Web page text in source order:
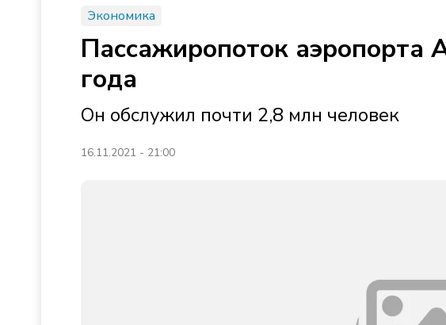
Экономика
Пассажиропоток
года
Он обслужил почти 2,8 млн человек
16.11.2021 - 21:00